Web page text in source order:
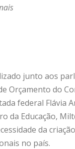
junto aos
Orçamento do
federal Flávia
da Educação,
da
no país.